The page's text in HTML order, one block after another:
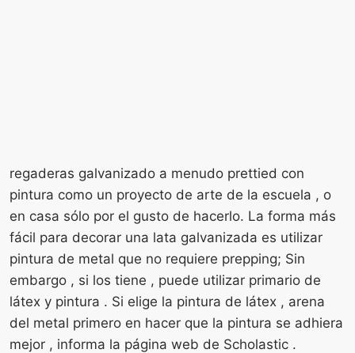
regaderas galvanizado a menudo prettied con
pintura como un proyecto de arte de la escuela , o
en casa sólo por el gusto de hacerlo. La forma más
fácil para decorar una lata galvanizada es utilizar
pintura de metal que no requiere prepping; Sin
embargo , si los tiene , puede utilizar primario de
látex y pintura . Si elige la pintura de látex , arena
del metal primero en hacer que la pintura se adhiera
mejor , informa la página web de Scholastic .